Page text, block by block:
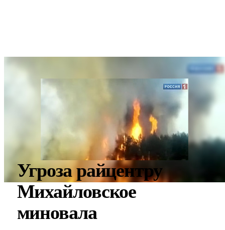
Угроза райцентру
Михайловское
миновала